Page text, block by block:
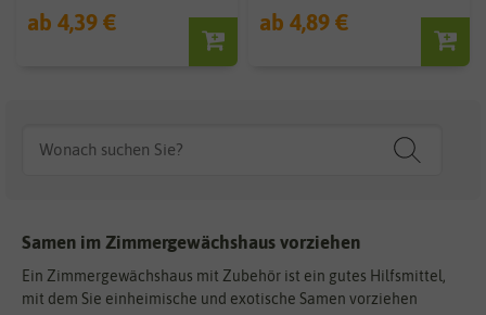
ab 4,39 € ab 4,89 €
Samen im Zimmergewächshaus vorziehen
Ein Zimmergewächshaus mit Zubehör ist ein gutes Hilfsmittel,
mit dem Sie einheimische und exotische Samen vorziehen